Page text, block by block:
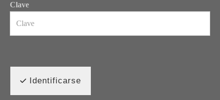
Clave
Identificarse